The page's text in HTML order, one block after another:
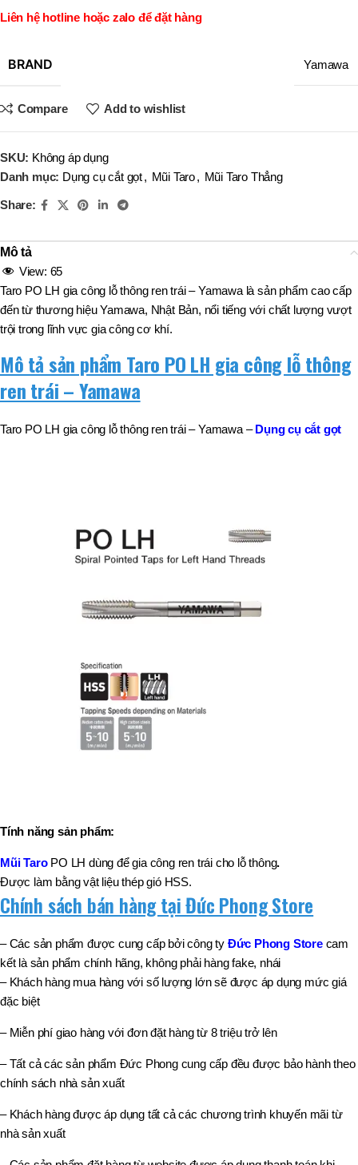
Liên hệ hotline hoặc zalo để đặt hàng
BRAND Yamawa
Compare Add to wishlist
SKU: Không áp dụng
Danh mục: Dụng cụ cắt gọt, Mũi Taro, Mũi Taro Thẳng
Share:
Mô tả
View: 65
Taro PO LH gia công lỗ thông ren trái – Yamawa là sản phẩm cao cấp
đến từ thương hiệu Yamawa, Nhật Bản, nổi tiếng với chất lượng vượt
trội trong lĩnh vực gia công cơ khí.
Mô tả sản phẩm Taro PO LH gia công lỗ thông
ren trái – Yamawa
Taro PO LH gia công lỗ thông ren trái – Yamawa –Dụng cụ cắt gọt
Tính năng sản phẩm:
Mũi TaroPO LH dùng để gia công ren trái cho lỗ thông.
Được làm bằng vật liệu thép gió HSS.
Chính sách bán hàng tại Đức Phong Store
– Các sản phẩm được cung cấp bởi công ty Đức Phong Store cam
kết là sản phẩm chính hãng, không phải hàng fake, nhái
– Khách hàng mua hàng với số lượng lớn sẽ được áp dụng mức giá
đặc biệt
– Miễn phí giao hàng với đơn đặt hàng từ 8 triệu trở lên
– Tất cả các sản phẩm Đức Phong cung cấp đều được bảo hành theo
chính sách nhà sản xuất
– Khách hàng được áp dụng tất cả các chương trình khuyến mãi từ
nhà sản xuất